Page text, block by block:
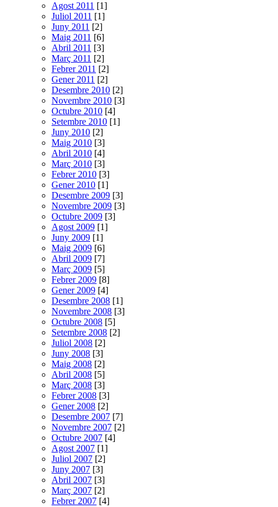
Agost 2011 [1]
Juliol 2011 [1]
Juny 2011 [2]
Maig 2011 [6]
Abril 2011 [3]
Març 2011 [2]
Febrer 2011 [2]
Gener 2011 [2]
Desembre 2010 [2]
Novembre 2010 [3]
Octubre 2010 [4]
Setembre 2010 [1]
Juny 2010 [2]
Maig 2010 [3]
Abril 2010 [4]
Març 2010 [3]
Febrer 2010 [3]
Gener 2010 [1]
Desembre 2009 [3]
Novembre 2009 [3]
Octubre 2009 [3]
Agost 2009 [1]
Juny 2009 [1]
Maig 2009 [6]
Abril 2009 [7]
Març 2009 [5]
Febrer 2009 [8]
Gener 2009 [4]
Desembre 2008 [1]
Novembre 2008 [3]
Octubre 2008 [5]
Setembre 2008 [2]
Juliol 2008 [2]
Juny 2008 [3]
Maig 2008 [2]
Abril 2008 [5]
Març 2008 [3]
Febrer 2008 [3]
Gener 2008 [2]
Desembre 2007 [7]
Novembre 2007 [2]
Octubre 2007 [4]
Agost 2007 [1]
Juliol 2007 [2]
Juny 2007 [3]
Abril 2007 [3]
Març 2007 [2]
Febrer 2007 [4]